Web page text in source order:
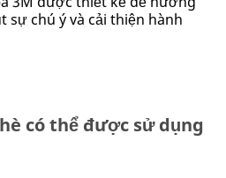
sự chú ý và cải thiện hành
có thể được sử dụng